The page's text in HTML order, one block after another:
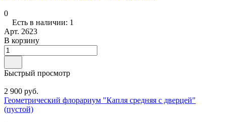
0
Есть в наличии: 1
Арт. 2623
В корзину
Быстрый просмотр
2 900 руб.
Геометрический флорариум "Капля средняя с дверцей"
(пустой)